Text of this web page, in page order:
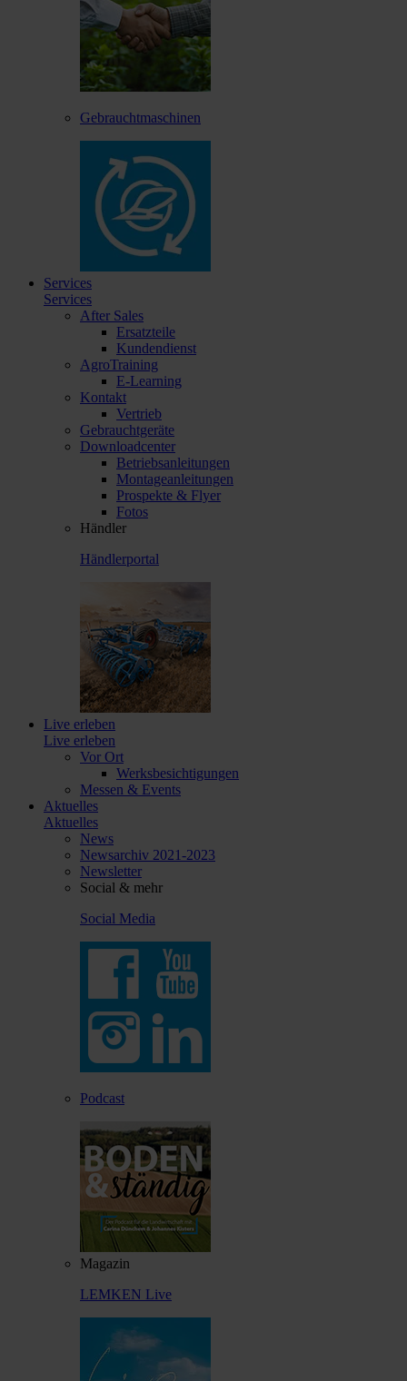
Gebrauchtmaschinen
Services
Services
After Sales
Ersatzteile
Kundendienst
AgroTraining
E-Learning
Kontakt
Vertrieb
Gebrauchtgeräte
Downloadcenter
Betriebsanleitungen
Montageanleitungen
Prospekte & Flyer
Fotos
Händler
Händlerportal
Live erleben
Live erleben
Vor Ort
Werksbesichtigungen
Messen & Events
Aktuelles
Aktuelles
News
Newsarchiv 2021-2023
Newsletter
Social & mehr
Social Media
Podcast
Magazin
LEMKEN Live